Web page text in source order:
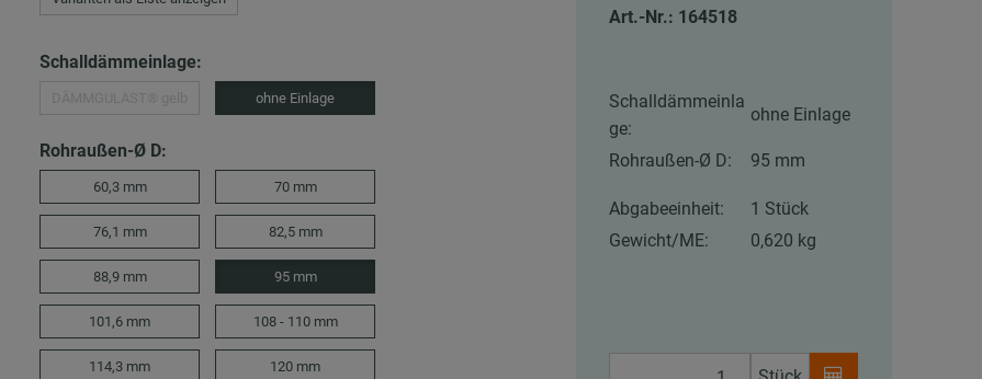
Schalldämmeinlage:
ohne Einlage
Rohraußen-Ø D:
60,3 mm 70 mm
76,1 mm 82,5 mm
88,9 mm 95 mm
101,6 mm 108 - 110 mm
114,3 mm 120 mm
Art.-Nr.: 164518
Schalldämmeinla
ge:
ohne Einlage
Rohraußen-Ø D: 95 mm
Abgabeeinheit:
1 Stück
Gewicht/ME:
0,620 kg